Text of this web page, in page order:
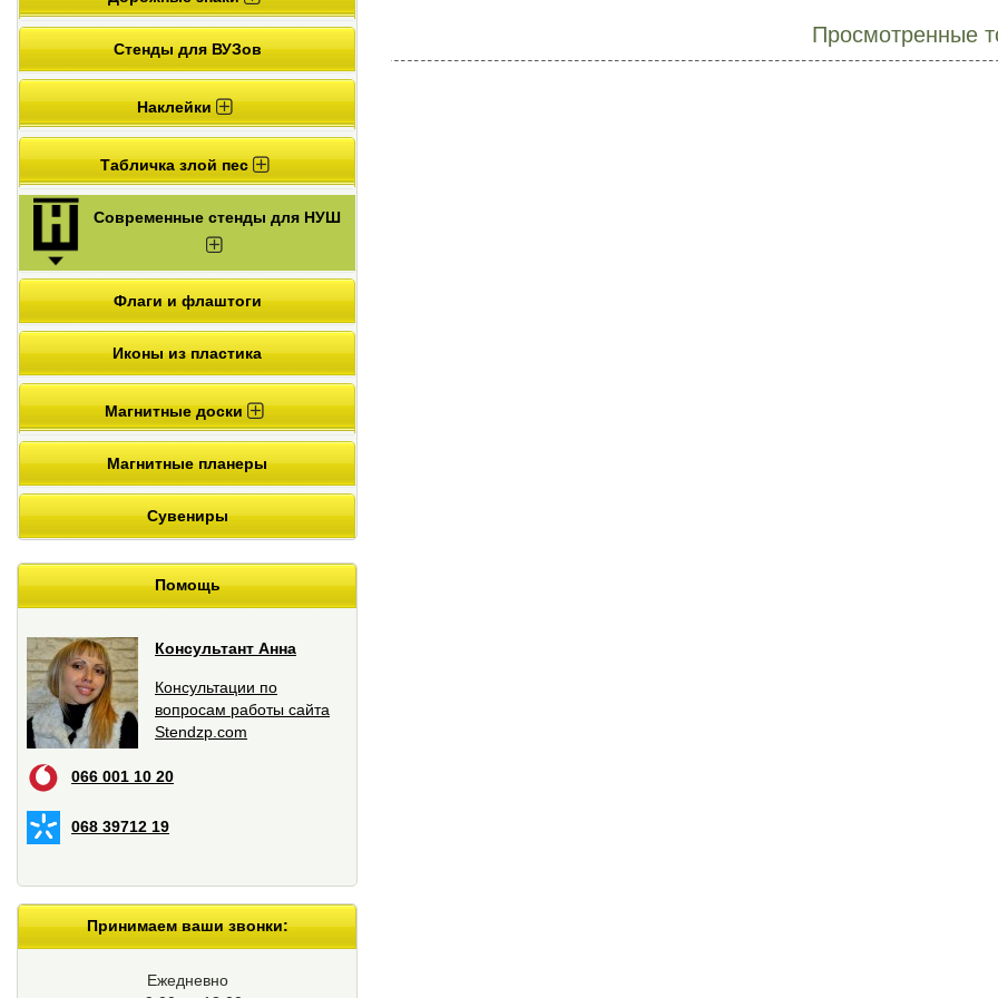
Стенды для ВУЗов
Наклейки
Табличка злой пес
Современные стенды для НУШ
Флаги и флаштоги
Иконы из пластика
Магнитные доски
Магнитные планеры
Сувениры
Помощь
Консультант Анна
Консультации по
вопросам работы сайта
Stendzp.com
066 001 10 20
068 39712 19
Принимаем ваши звонки:
Ежедневно
Просмотренные